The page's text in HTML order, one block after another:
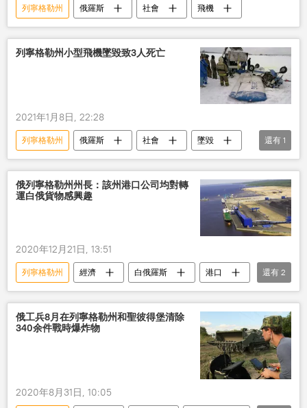
列寧格勒州 俄羅斯 社會 飛機
列寧格勒州小型飛機墜毀致3人死亡
2021年1月8日, 22:28
列寧格勒州 俄羅斯 社會
墜毀
飛機
還有 1
俄列寧格勒州州長：該州港口公司均對轉
運白俄貨物感興趣
2020年12月21日, 13:51
列寧格勒州 經濟 白俄羅斯
港口
貨物
俄羅斯
還有 2
俄工兵8月在列寧格勒州和聖彼得堡清除
340余件戰時爆炸物
2020年8月31日, 10:05